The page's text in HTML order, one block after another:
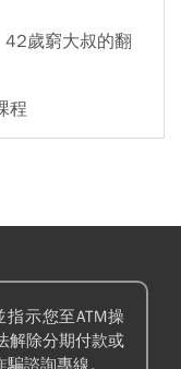
42歲窮大叔的翻
程
指示您至ATM操
解除分期付款或
諮詢專線。